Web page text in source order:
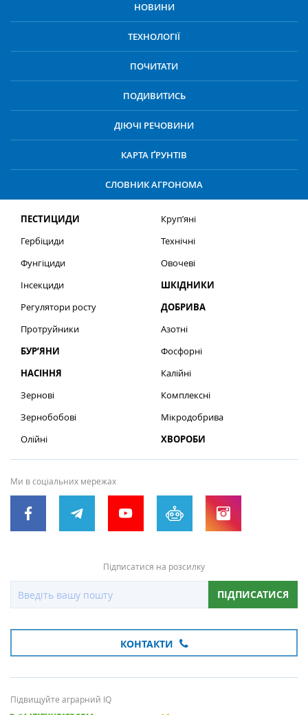
НОВИНИ
ТЕХНОЛОГІЇ
ПОЧИТАТИ
ПОДИВИТИСЬ
ДІЮЧІ РЕЧОВИНИ
КАРТА ҐРУНТІВ
СЛОВНИК АГРОНОМА
ПЕСТИЦИДИ
Гербіциди
Фунгіциди
Інсекциди
Регулятори росту
Протруйники
БУР’ЯНИ
НАСІННЯ
Зернові
Зернобобові
Олійні
Круп’яні
Технічні
Овочеві
ШКІДНИКИ
ДОБРИВА
Азотні
Фосфорні
Калійні
Комплексні
Мікродобрива
ХВОРОБИ
Ми в соціальних мережах
Підписатися на розсилку
ПІДПИСАТИСЯ
КОНТАКТИ
Підвищуйте аграрний IQ